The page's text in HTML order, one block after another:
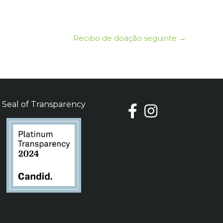
Recibo de doação seguinte →
Seal of Transparency